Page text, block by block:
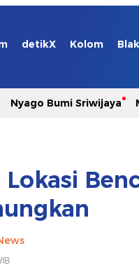
detikX Kolom
Nyago Bumi Sriwijaya